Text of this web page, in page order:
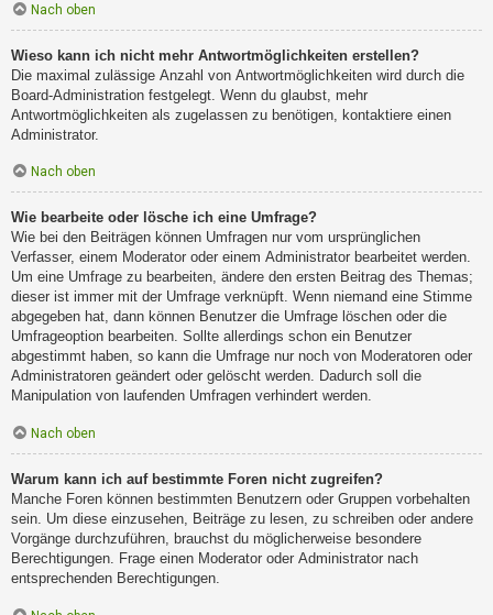
Nach oben
Wieso kann ich nicht mehr Antwortmöglichkeiten erstellen?
Die maximal zulässige Anzahl von Antwortmöglichkeiten wird durch die
Board-Administration festgelegt. Wenn du glaubst, mehr
Antwortmöglichkeiten als zugelassen zu benötigen, kontaktiere einen
Administrator.
Nach oben
Wie bearbeite oder lösche ich eine Umfrage?
Wie bei den Beiträgen können Umfragen nur vom ursprünglichen
Verfasser, einem Moderator oder einem Administrator bearbeitet werden.
Um eine Umfrage zu bearbeiten, ändere den ersten Beitrag des Themas;
dieser ist immer mit der Umfrage verknüpft. Wenn niemand eine Stimme
abgegeben hat, dann können Benutzer die Umfrage löschen oder die
Umfrageoption bearbeiten. Sollte allerdings schon ein Benutzer
abgestimmt haben, so kann die Umfrage nur noch von Moderatoren oder
Administratoren geändert oder gelöscht werden. Dadurch soll die
Manipulation von laufenden Umfragen verhindert werden.
Nach oben
Warum kann ich auf bestimmte Foren nicht zugreifen?
Manche Foren können bestimmten Benutzern oder Gruppen vorbehalten
sein. Um diese einzusehen, Beiträge zu lesen, zu schreiben oder andere
Vorgänge durchzuführen, brauchst du möglicherweise besondere
Berechtigungen. Frage einen Moderator oder Administrator nach
entsprechenden Berechtigungen.